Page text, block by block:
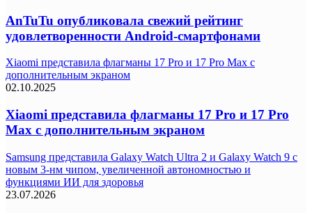
AnTuTu опубликовала свежий рейтинг
удовлетворенности Android-смартфонами
Xiaomi представила флагманы 17 Pro и 17 Pro Max с
дополнительным экраном
02.10.2025
Xiaomi представила флагманы 17 Pro и 17 Pro
Max с дополнительным экраном
Samsung представила Galaxy Watch Ultra 2 и Galaxy Watch 9 с
новым 3-нм чипом, увеличенной автономностью и
функциями ИИ для здоровья
23.07.2026